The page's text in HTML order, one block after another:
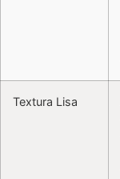
Textura Lisa